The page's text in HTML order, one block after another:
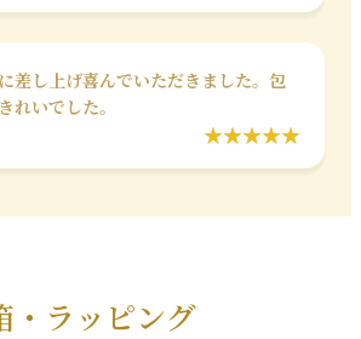
差し上げ喜んでいただきました。包
れいでした。
・ラッピング